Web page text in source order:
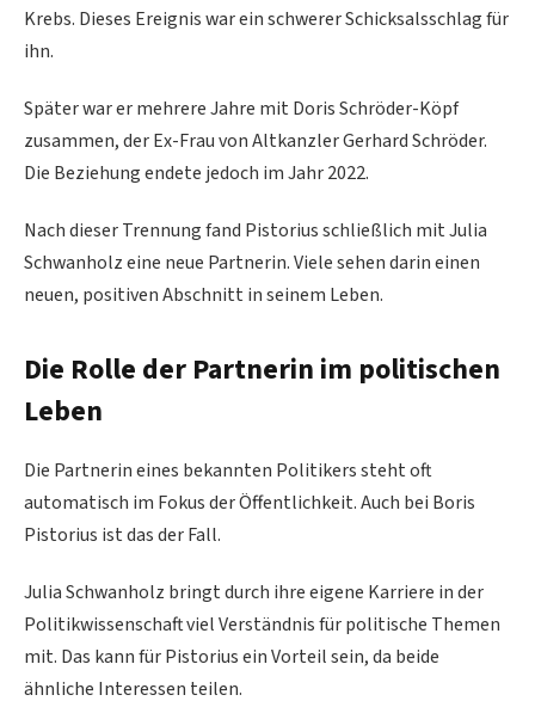
Krebs. Dieses Ereignis war ein schwerer Schicksalsschlag für
ihn.
Später war er mehrere Jahre mit Doris Schröder-Köpf
zusammen, der Ex-Frau von Altkanzler Gerhard Schröder.
Die Beziehung endete jedoch im Jahr 2022.
Nach dieser Trennung fand Pistorius schließlich mit Julia
Schwanholz eine neue Partnerin. Viele sehen darin einen
neuen, positiven Abschnitt in seinem Leben.
Die Rolle der Partnerin im politischen
Leben
Die Partnerin eines bekannten Politikers steht oft
automatisch im Fokus der Öffentlichkeit. Auch bei Boris
Pistorius ist das der Fall.
Julia Schwanholz bringt durch ihre eigene Karriere in der
Politikwissenschaft viel Verständnis für politische Themen
mit. Das kann für Pistorius ein Vorteil sein, da beide
ähnliche Interessen teilen.